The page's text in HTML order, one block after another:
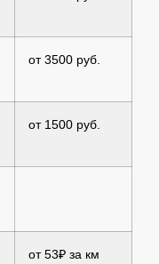
от 3500 руб.
от 1500 руб.
от 53₽ за км